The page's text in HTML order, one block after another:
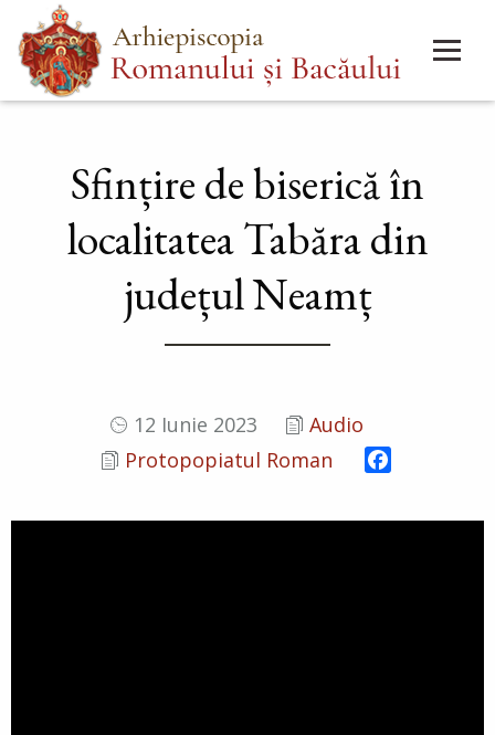
Mergi
la
conţinutul
Main
menu
Sfințire de biserică în
localitatea Tabăra din
județul Neamț
12 Iunie 2023
Audio
Protopopiatul Roman